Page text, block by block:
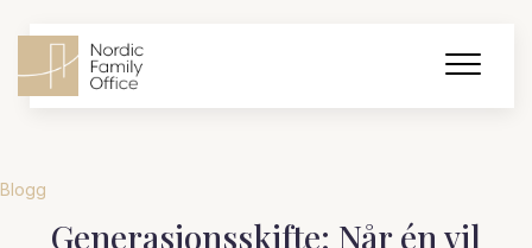
Blogg
Generasjonsskifte: Når én vil